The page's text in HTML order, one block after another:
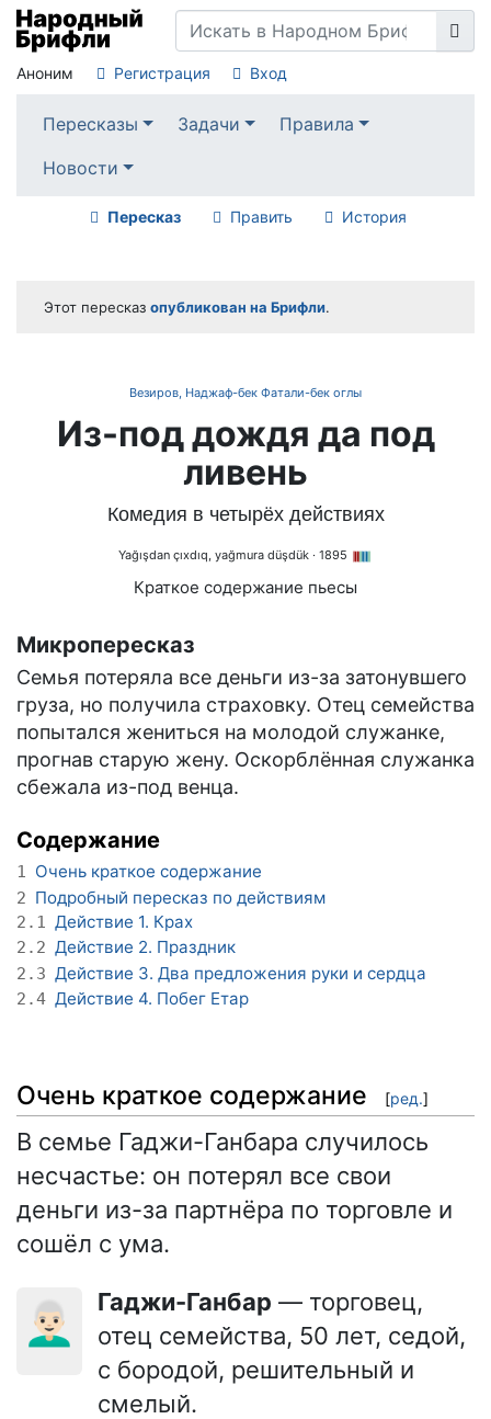
Аноним Регистрация Вход
Пересказы Задачи
Правила
Новости
Пересказ Править История
Этот пересказ опубликован на Брифли.
Везиров, Наджаф-бек Фатали-бек оглы
Из-под дождя да под
ливень
Комедия в четырёх действиях
Yağışdan çıxdıq, yağmura düşdük · 1895
Краткое содержание пьесы
Микропересказ
Семья потеряла все деньги из-за затонувшего
груза, но получила страховку. Отец семейства
попытался жениться на молодой служанке,
прогнав старую жену. Оскорблённая служанка
сбежала из-под венца.
Содержание
1 Очень краткое содержание
2 Подробный пересказ по действиям
2.1 Действие 1. Крах
2.2 Действие 2. Праздник
2.3 Действие 3. Два предложения руки и сердца
2.4 Действие 4. Побег Етар
Очень краткое содержание [ред.]
В семье Гаджи-Ганбара случилось
несчастье: он потерял все свои
деньги из-за партнёра по торговле и
сошёл с ума.
👨🏻‍🦳 Гаджи-Ганбар — торговец,
отец семейства, 50 лет, седой,
с бородой, решительный и
смелый.